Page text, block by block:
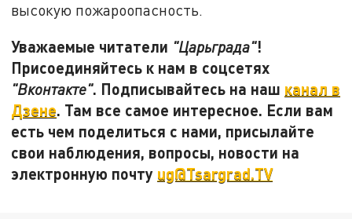
высокую пожароопасность.
Уважаемые читатели "Царьграда"!
Присоединяйтесь к нам в соцсетях
"Вконтакте". Подписывайтесь на наш канал в
Дзене. Там все самое интересное. Если вам
есть чем поделиться с нами, присылайте
свои наблюдения, вопросы, новости на
электронную почту ug@Tsargrad.TV